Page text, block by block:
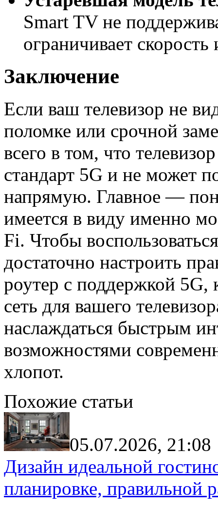
Smart TV не
ограничивает скорость
Заключение
Если ваш телевизор не
поломке или срочной
всего в том, что
стандарт 5G и не может
напрямую. Главное —
имеется в виду именно
Fi. Чтобы
достаточно настроить
роутер с поддержкой
сеть для вашего
наслаждаться быстрым
возможностями
хлопот.
Похожие статьи
05.07.2026, 21:08
Дизайн идеальной
планировке, правильной